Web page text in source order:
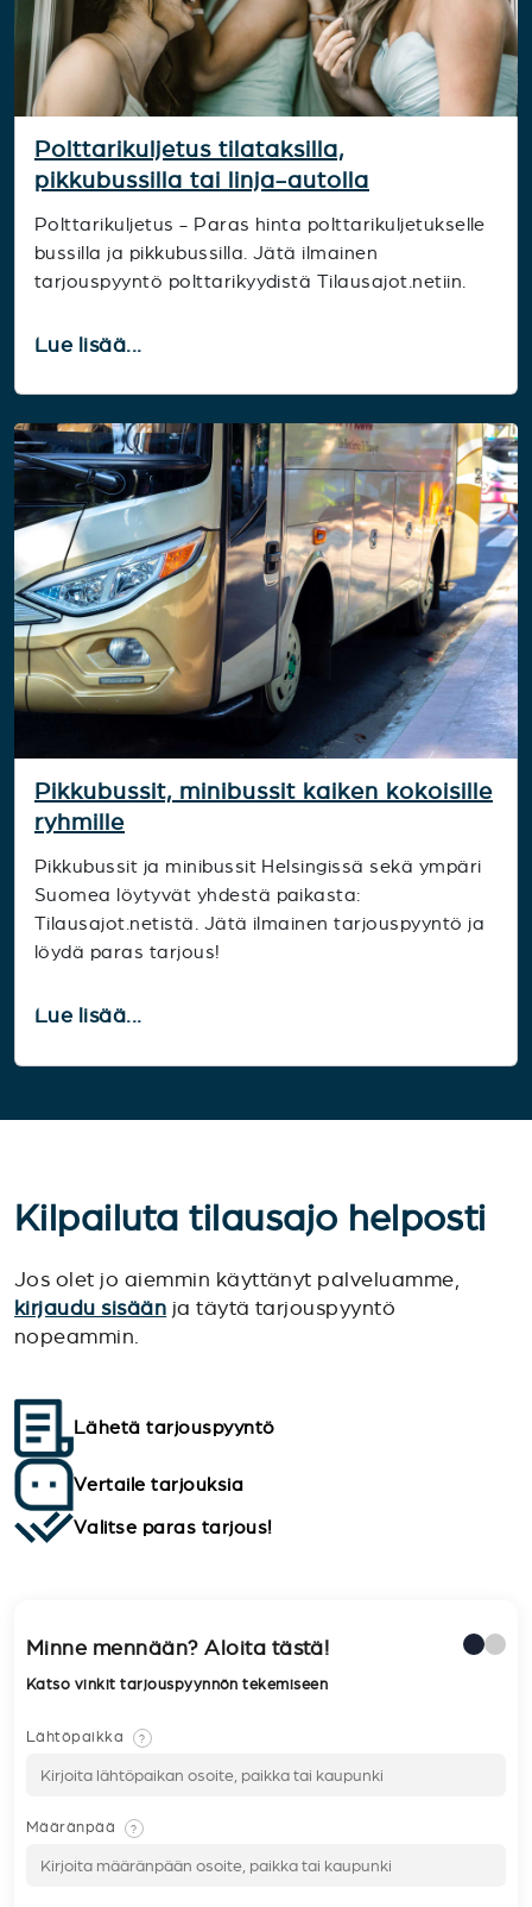
Polttarikuljetus tilataksilla,
pikkubussilla tai linja-autolla
Polttarikuljetus - Paras hinta polttarikuljetukselle
bussilla ja pikkubussilla. Jätä ilmainen
tarjouspyyntö polttarikyydistä Tilausajot.netiin.
Lue lisää...
Pikkubussit, minibussit kaiken kokoisille
ryhmille
Pikkubussit ja minibussit Helsingissä sekä ympäri
Suomea löytyvät yhdestä paikasta:
Tilausajot.netistä. Jätä ilmainen tarjouspyyntö ja
löydä paras tarjous!
Lue lisää...
Kilpailuta tilausajo helposti
Jos olet jo aiemmin käyttänyt palveluamme,
kirjaudu sisään ja täytä tarjouspyyntö
nopeammin.
Lähetä tarjouspyyntö
Vertaile tarjouksia
Valitse paras tarjous!
Minne mennään? Aloita tästä!
Katso vinkit tarjouspyynnön tekemiseen
Lähtöpaikka ?
Määränpää ?